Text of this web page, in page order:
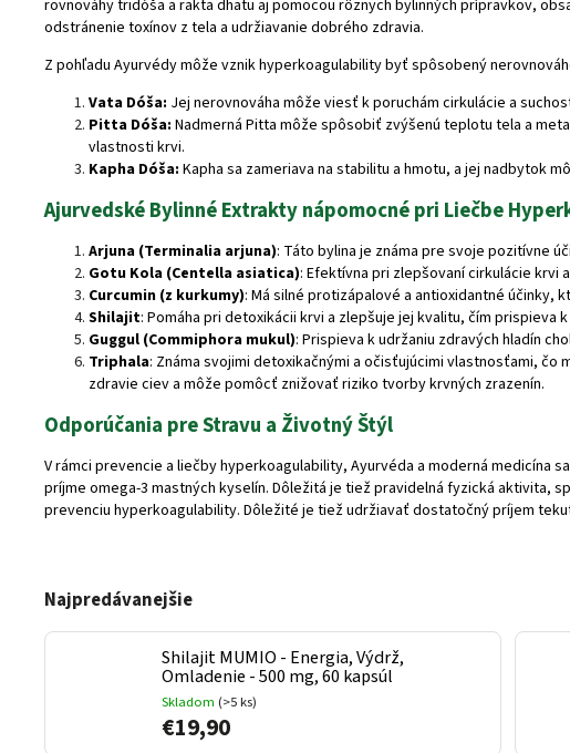
rovnováhy tridóša a rakta dhatu aj pomocou rôznych bylinných prípravkov,
odstránenie toxínov z tela a udržiavanie dobrého zdravia.
Z pohľadu Ayurvédy môže vznik hyperkoagulability byť spôsobený
Vata Dóša: Jej nerovnováha môže viesť k poruchám cirkulácie a
Pitta Dóša: Nadmerná Pitta môže spôsobiť zvýšenú teplotu tela a
vlastnosti krvi.
Kapha Dóša: Kapha sa zameriava na stabilitu a hmotu, a jej nadbytok
Ajurvedské Bylinné Extrakty nápomocné pri Liečbe
Arjuna (Terminalia arjuna): Táto bylina je známa pre svoje pozitívne
Gotu Kola (Centella asiatica): Efektívna pri zlepšovaní cirkulácie
Curcumin (z kurkumy): Má silné protizápalové a antioxidantné účinky,
Shilajit: Pomáha pri detoxikácii krvi a zlepšuje jej kvalitu, čím prispieva
Guggul (Commiphora mukul): Prispieva k udržaniu zdravých hladín
Triphala: Známa svojimi detoxikačnými a očisťujúcimi vlastnosťami,
zdravie ciev a môže pomôcť znižovať riziko tvorby krvných zrazenín.
Odporúčania pre Stravu a Životný Štýl
V rámci prevencie a liečby hyperkoagulability, Ayurvéda a moderná medicína
príjme omega-3 mastných kyselín. Dôležitá je tiež pravidelná fyzická aktivita,
prevenciu hyperkoagulability. Dôležité je tiež udržiavať dostatočný príjem
Najpredávanejšie
Shilajit MUMIO - Energia, Výdrž,
Omladenie - 500 mg, 60 kapsúl
Skladom (>5 ks)
€19,90